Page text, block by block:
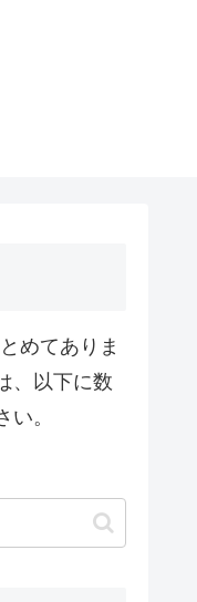
めてありま
、以下に数
。